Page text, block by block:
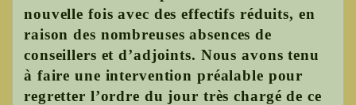
nouvelle fois avec des effectifs réduits, en
raison des nombreuses absences de
conseillers et d’adjoints. Nous avons tenu
à faire une intervention préalable pour
regretter l’ordre du jour très chargé de ce